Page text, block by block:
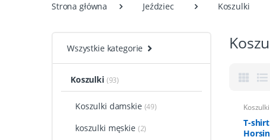
Strona główna Jeździec Koszulki
Wszystkie kategorie
Koszulki (93)
Koszulki damskie (49)
koszulki męskie (2)
T-